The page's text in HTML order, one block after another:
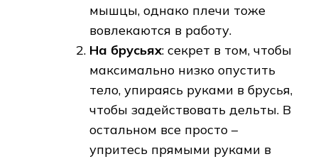
мышцы, однако плечи тоже
вовлекаются в работу.
На брусьях: секрет в том, чтобы
максимально низко опустить
тело, упираясь руками в брусья,
чтобы задействовать дельты. В
остальном все просто –
упритесь прямыми руками в